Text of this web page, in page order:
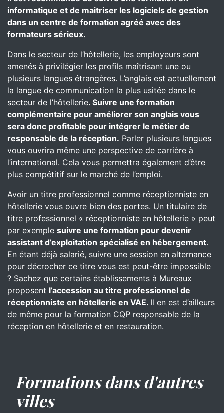
informatique et de maitriser les logiciels de gestion
dans un centre de formation agréé avec des
formateurs sérieux.
Dans le secteur de l’hôtellerie, les employeurs sont
amenés à privilégier les profils maîtrisant une ou
plusieurs langues étrangères. L’anglais est actuellement
la langue de communication la plus usitée dans le
secteur de l’hôtellerie. Suivre une formation
complémentaire pour améliorer son anglais vous
sera donc profitable pour intégrer le métier de
responsable de la réception. Parler plusieurs langues
vous ouvrira même une perspective de carrière à
l’international. Cela vous permettra également d’être
plus compétitif sur le marché de l’emploi.
Avoir un titre professionnel comme réceptionniste en
hôtellerie vous ouvre bien des portes. Un titulaire de
titre professionnel « réceptionniste en hôtellerie » peut
par exemple suivre une formation pour devenir
assistant d’exploitation spécialisé en hébergement.
En étant déjà salarié, suivre une session en alternance
pour décrocher ce titre vous est peut-être impossible
? Sachez que certains établissements à Mureaux
proposent l’accession au titre professionnel de
réceptionniste en hôtellerie en VAE. Il en est d’ailleurs
de même pour la formation CQP responsable de la
réception en hôtellerie et en restauration.
Formations dans d'autres
villes